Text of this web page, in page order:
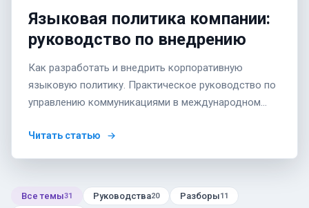
Языковая политика компании:
руководство по внедрению
Как разработать и внедрить корпоративную
языковую политику. Практическое руководство по
управлению коммуникациями в международном
Читать статью
Все темы31 Руководства20 Разборы11